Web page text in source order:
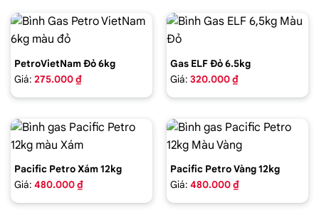
PetroVietNam Đỏ 6kg
Giá: 275.000 ₫
Gas ELF Đỏ 6.5kg
Giá: 320.000 ₫
Pacific Petro Xám 12kg
Giá: 480.000 ₫
Pacific Petro Vàng 12kg
Giá: 480.000 ₫